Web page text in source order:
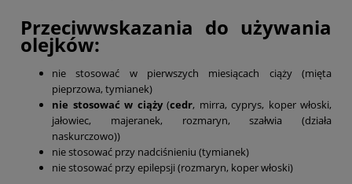
Przeciwwskazania do używania
olejków:
nie stosować w pierwszych miesiącach ciąży (mięta
pieprzowa, tymianek)
nie stosować w ciąży(cedr, mirra, cyprys, koper włoski,
jałowiec, majeranek, rozmaryn, szałwia (działa
naskurczowo))
nie stosować przy nadciśnieniu (tymianek)
nie stosować przy epilepsji (rozmaryn, koper włoski)